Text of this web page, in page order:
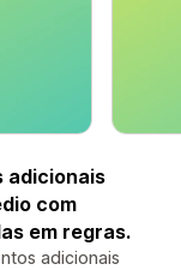
adicionais
com
em regras.
adicionais